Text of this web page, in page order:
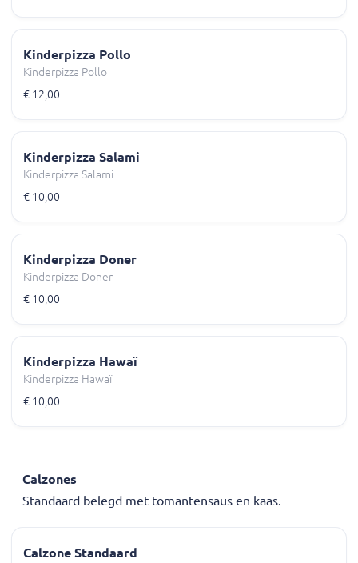
Kinderpizza Pollo
Kinderpizza Pollo
€ 12,00
Kinderpizza Salami
Kinderpizza Salami
€ 10,00
Kinderpizza Doner
Kinderpizza Doner
€ 10,00
Kinderpizza Hawaï
Kinderpizza Hawaï
€ 10,00
Calzones
Standaard belegd met tomantensaus en kaas.
Calzone Standaard